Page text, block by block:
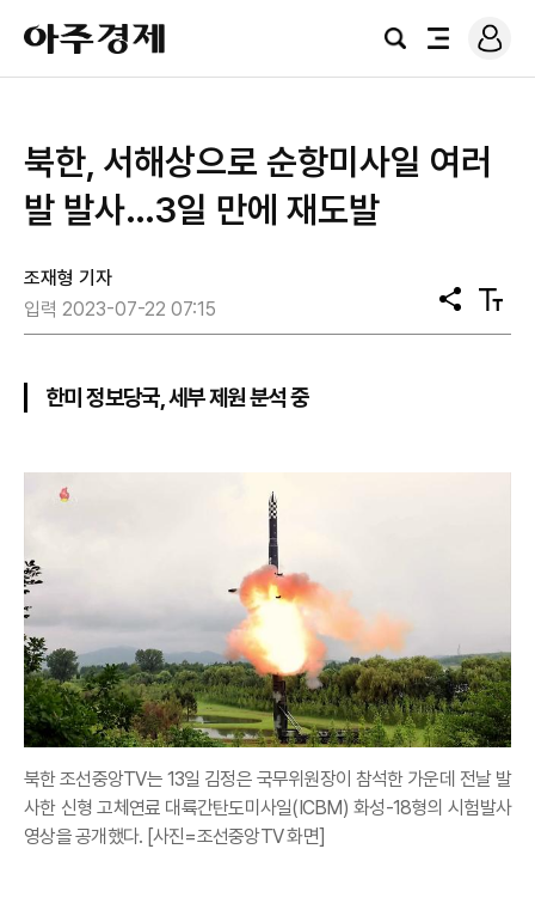
아
주
경
검
전
로
그
​북한, 서해상으로 순항미사일 여러
발 발사…3일 만에 재도발
조재형 기자
입력 2023-07-22 07:15
공
유
텍
스
한미 정보당국, 세부 제원 분석 중
북한 조선중앙TV는 13일 김정은 국무위원장이 참석한 가운데 전날 발
사한 신형 고체연료 대륙간탄도미사일(ICBM) 화성-18형의 시험발사
영상을 공개했다. [사진=조선중앙TV 화면]